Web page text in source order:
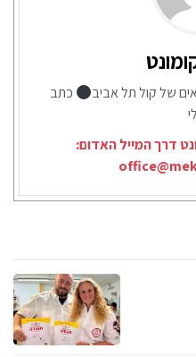
של קול תל אביב
כתב
דרך המייל האדום: